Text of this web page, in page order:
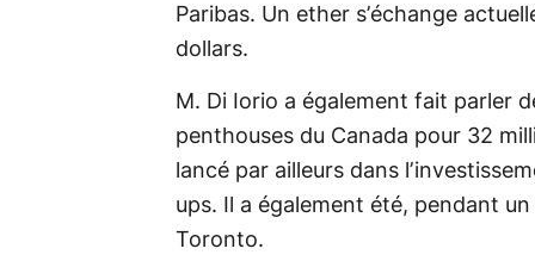
Paribas. Un ether s’échange
dollars.
M. Di Iorio a également fait parler
penthouses du Canada pour 32
lancé par ailleurs dans
ups. Il a également été, pendant
Toronto.